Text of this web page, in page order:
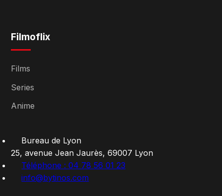
Filmoflix
Films
Series
Anime
Bureau de Lyon
25, avenue Jean Jaurès, 69007 Lyon
Téléphone : 04 78 56 01 23
info@bytinos.com